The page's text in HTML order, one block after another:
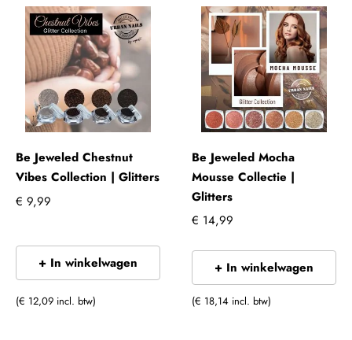
Be Jeweled Chestnut
Vibes Collection | Glitters
€ 9,99
+ In winkelwagen
(€ 12,09 incl. btw)
Be Jeweled Mocha
Mousse Collectie |
Glitters
€ 14,99
+ In winkelwagen
(€ 18,14 incl. btw)